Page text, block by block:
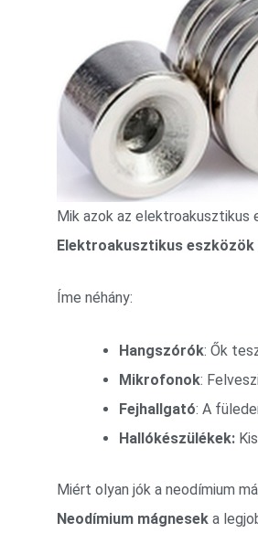
Mik azok az elektroakusztikus
Elektroakusztikus eszközök
Íme néhány:
Hangszórók: Ők
Mikrofonok:
Fejhallgató: A
Hallókészülékek: Kis
Miért olyan jók a neodímium
Neodímium mágnesek a